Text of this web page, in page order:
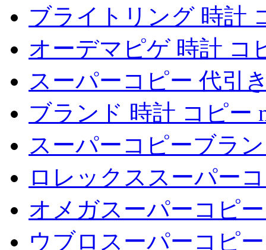
ブライトリング 時計
オーデマピゲ 時計 コ
スーパーコピー 代引
ブランド 時計 コピー
スーパーコピーブラ
ロレックススーパー
オメガスーパーコピ
ウブロスーパーコピ